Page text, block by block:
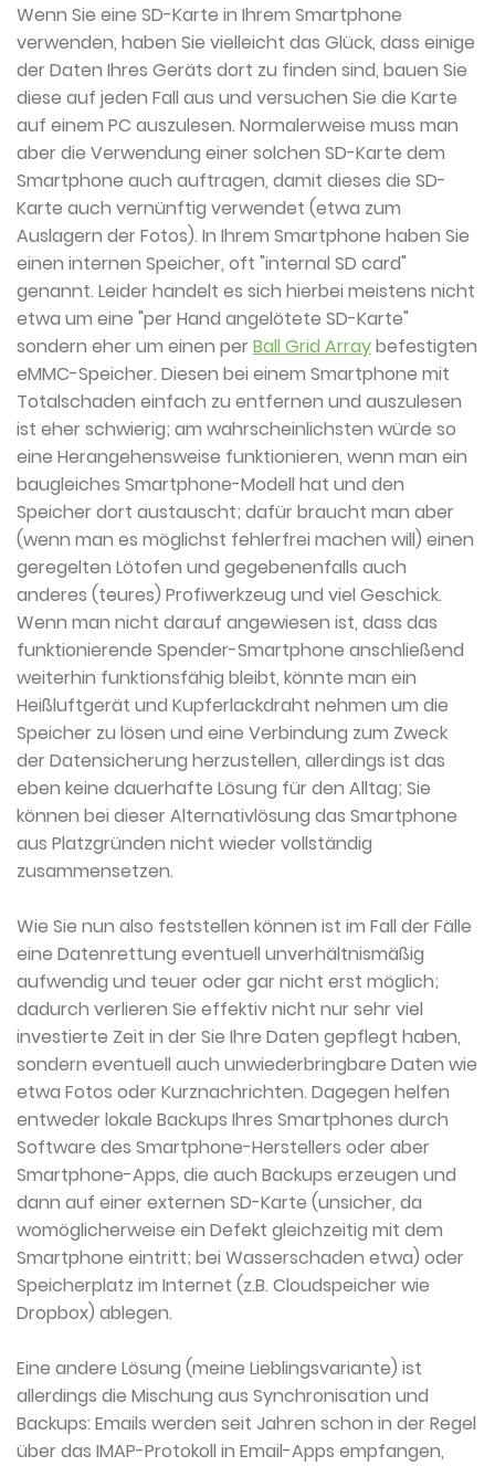
Wenn Sie eine SD-Karte in Ihrem Smartphone
verwenden, haben Sie vielleicht das Glück, dass einige
der Daten Ihres Geräts dort zu finden sind, bauen Sie
diese auf jeden Fall aus und versuchen Sie die Karte
auf einem PC auszulesen. Normalerweise muss man
aber die Verwendung einer solchen SD-Karte dem
Smartphone auch auftragen, damit dieses die SD-
Karte auch vernünftig verwendet (etwa zum
Auslagern der Fotos). In Ihrem Smartphone haben Sie
einen internen Speicher, oft "internal SD card"
genannt. Leider handelt es sich hierbei meistens nicht
etwa um eine "per Hand angelötete SD-Karte"
sondern eher um einen per Ball Grid Arraybefestigten
eMMC-Speicher. Diesen bei einem Smartphone mit
Totalschaden einfach zu entfernen und auszulesen
ist eher schwierig; am wahrscheinlichsten würde so
eine Herangehensweise funktionieren, wenn man ein
baugleiches Smartphone-Modell hat und den
Speicher dort austauscht; dafür braucht man aber
(wenn man es möglichst fehlerfrei machen will) einen
geregelten Lötofen und gegebenenfalls auch
anderes (teures) Profiwerkzeug und viel Geschick.
Wenn man nicht darauf angewiesen ist, dass das
funktionierende Spender-Smartphone anschließend
weiterhin funktionsfähig bleibt, könnte man ein
Heißluftgerät und Kupferlackdraht nehmen um die
Speicher zu lösen und eine Verbindung zum Zweck
der Datensicherung herzustellen, allerdings ist das
eben keine dauerhafte Lösung für den Alltag; Sie
können bei dieser Alternativlösung das Smartphone
aus Platzgründen nicht wieder vollständig
zusammensetzen.
Wie Sie nun also feststellen können ist im Fall der Fälle
eine Datenrettung eventuell unverhältnismäßig
aufwendig und teuer oder gar nicht erst möglich;
dadurch verlieren Sie effektiv nicht nur sehr viel
investierte Zeit in der Sie Ihre Daten gepflegt haben,
sondern eventuell auch unwiederbringbare Daten wie
etwa Fotos oder Kurznachrichten. Dagegen helfen
entweder lokale Backups Ihres Smartphones durch
Software des Smartphone-Herstellers oder aber
Smartphone-Apps, die auch Backups erzeugen und
dann auf einer externen SD-Karte (unsicher, da
womöglicherweise ein Defekt gleichzeitig mit dem
Smartphone eintritt; bei Wasserschaden etwa) oder
Speicherplatz im Internet (z.B. Cloudspeicher wie
Dropbox) ablegen.
Eine andere Lösung (meine Lieblingsvariante) ist
allerdings die Mischung aus Synchronisation und
Backups: Emails werden seit Jahren schon in der Regel
über das IMAP-Protokoll in Email-Apps empfangen,